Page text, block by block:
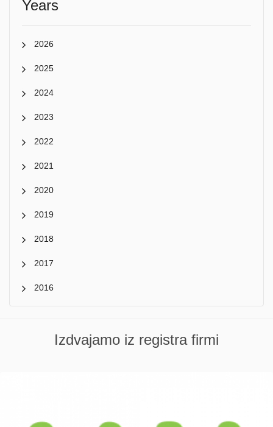
Years
2026
2025
2024
2023
2022
2021
2020
2019
2018
2017
2016
Izdvajamo iz registra firmi